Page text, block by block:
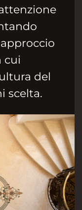
cui
del
scelta.